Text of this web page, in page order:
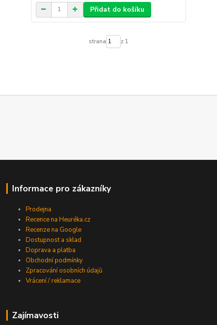
Přidat do košíku
strana z 1
Informace pro zákazníky
Prodejna
Recence na Heuréka.cz
Recenze na Google
Dostupnost a sklad
Doprava a platba
Obchodní podmínky
Zpracování osobních údajů
Vrácení / reklamace
Zajímavosti